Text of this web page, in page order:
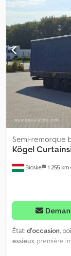
Bicske 1 255 km
Semi-remorque
Kögel
État:d'occasion,
essieux , première